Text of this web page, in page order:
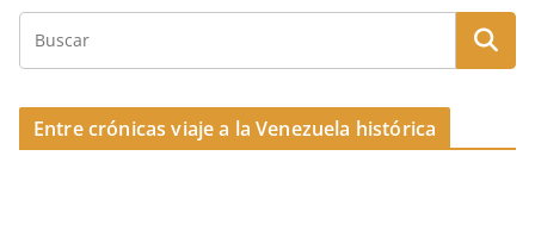
Entre crónicas viaje a la Venezuela histórica